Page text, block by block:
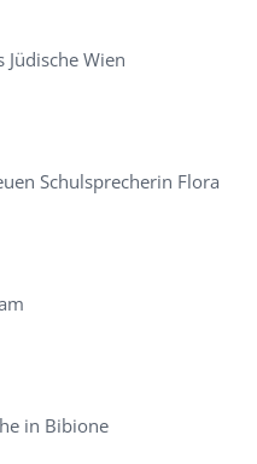
Wien
Schulsprecherin Flora
in Bibione